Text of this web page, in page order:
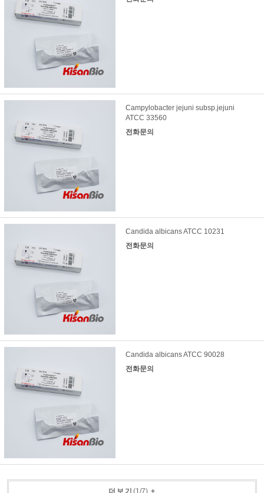
Campylobacter jejuni subsp.jejuni
ATCC 33560
전화문의
Candida albicans ATCC 10231
전화문의
Candida albicans ATCC 90028
전화문의
더보기 (1 /7)+